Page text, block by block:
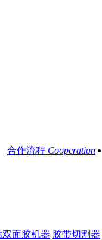
合作流程 Cooperation
双面胶机器 胶带切割器